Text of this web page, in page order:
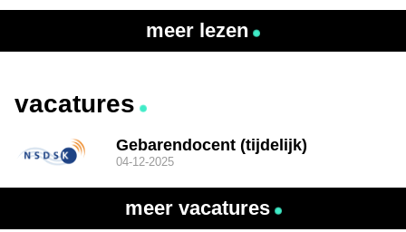
meer lezen
vacatures
Gebarendocent (tijdelijk)
04-12-2025
meer vacatures